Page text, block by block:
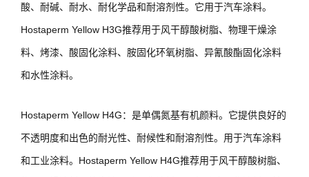
酸、耐碱、耐水、耐化学品和耐溶剂性。它用于汽车涂料。
Hostaperm Yellow H3G推荐用于风干醇酸树脂、物理干燥涂
料、烤漆、酸固化涂料、胺固化环氧树脂、异氰酸酯固化涂料
和水性涂料。
Hostaperm Yellow H4G：是单偶氮基有机颜料。它提供良好的
不透明度和出色的耐光性、耐候性和耐溶剂性。用于汽车涂料
和工业涂料。Hostaperm Yellow H4G推荐用于风干醇酸树脂、